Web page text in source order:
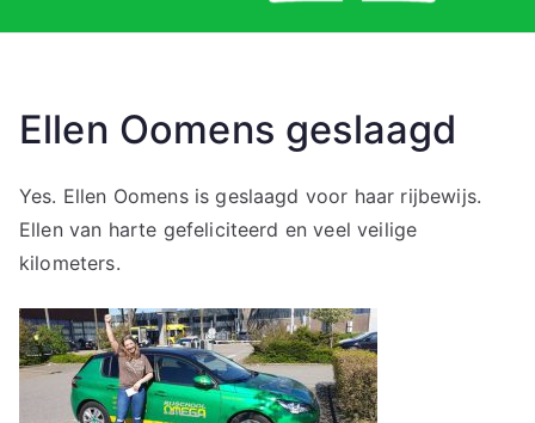
O
Ellen Oomens geslaagd
Yes. Ellen Oomens is geslaagd voor haar rijbewijs.
Ellen van harte gefeliciteerd en veel veilige
kilometers.